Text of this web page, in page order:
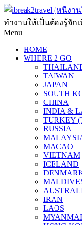
ทำงานให้เป็นต้องรู้จักเ
Menu
HOME
WHERE 2 GO
TAIWAN
JAPAN
SOUTH
CHINA
INDIA &
TURKEY
RUSSIA
MACAO
VIETNAM
ICELAND
IRAN
LAOS